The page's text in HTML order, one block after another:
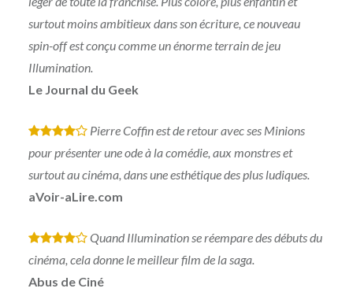
surtout moins ambitieux dans son écriture, ce nouveau
spin-off est conçu comme un énorme terrain de jeu
Illumination.
Le Journal du Geek
* * * *
Pierre Coffin est de retour avec ses Minions
pour présenter une ode à la comédie, aux monstres et
surtout au cinéma, dans une esthétique des plus ludiques.
aVoir-aLire.com
* * * *
Quand Illumination se réempare des débuts du
cinéma, cela donne le meilleur film de la saga.
Abus de Ciné